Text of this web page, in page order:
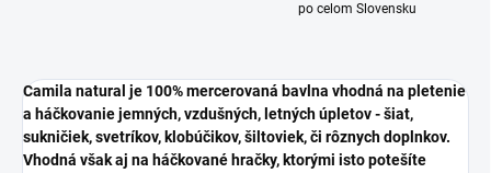
po celom Slovensku
Camila natural je 100% mercerovaná bavlna vhodná na pletenie
a háčkovanie jemných, vzdušných, letných úpletov - šiat,
sukničiek, svetríkov, klobúčikov, šiltoviek, či rôznych doplnkov.
Vhodná však aj na háčkované hračky, ktorými isto potešíte